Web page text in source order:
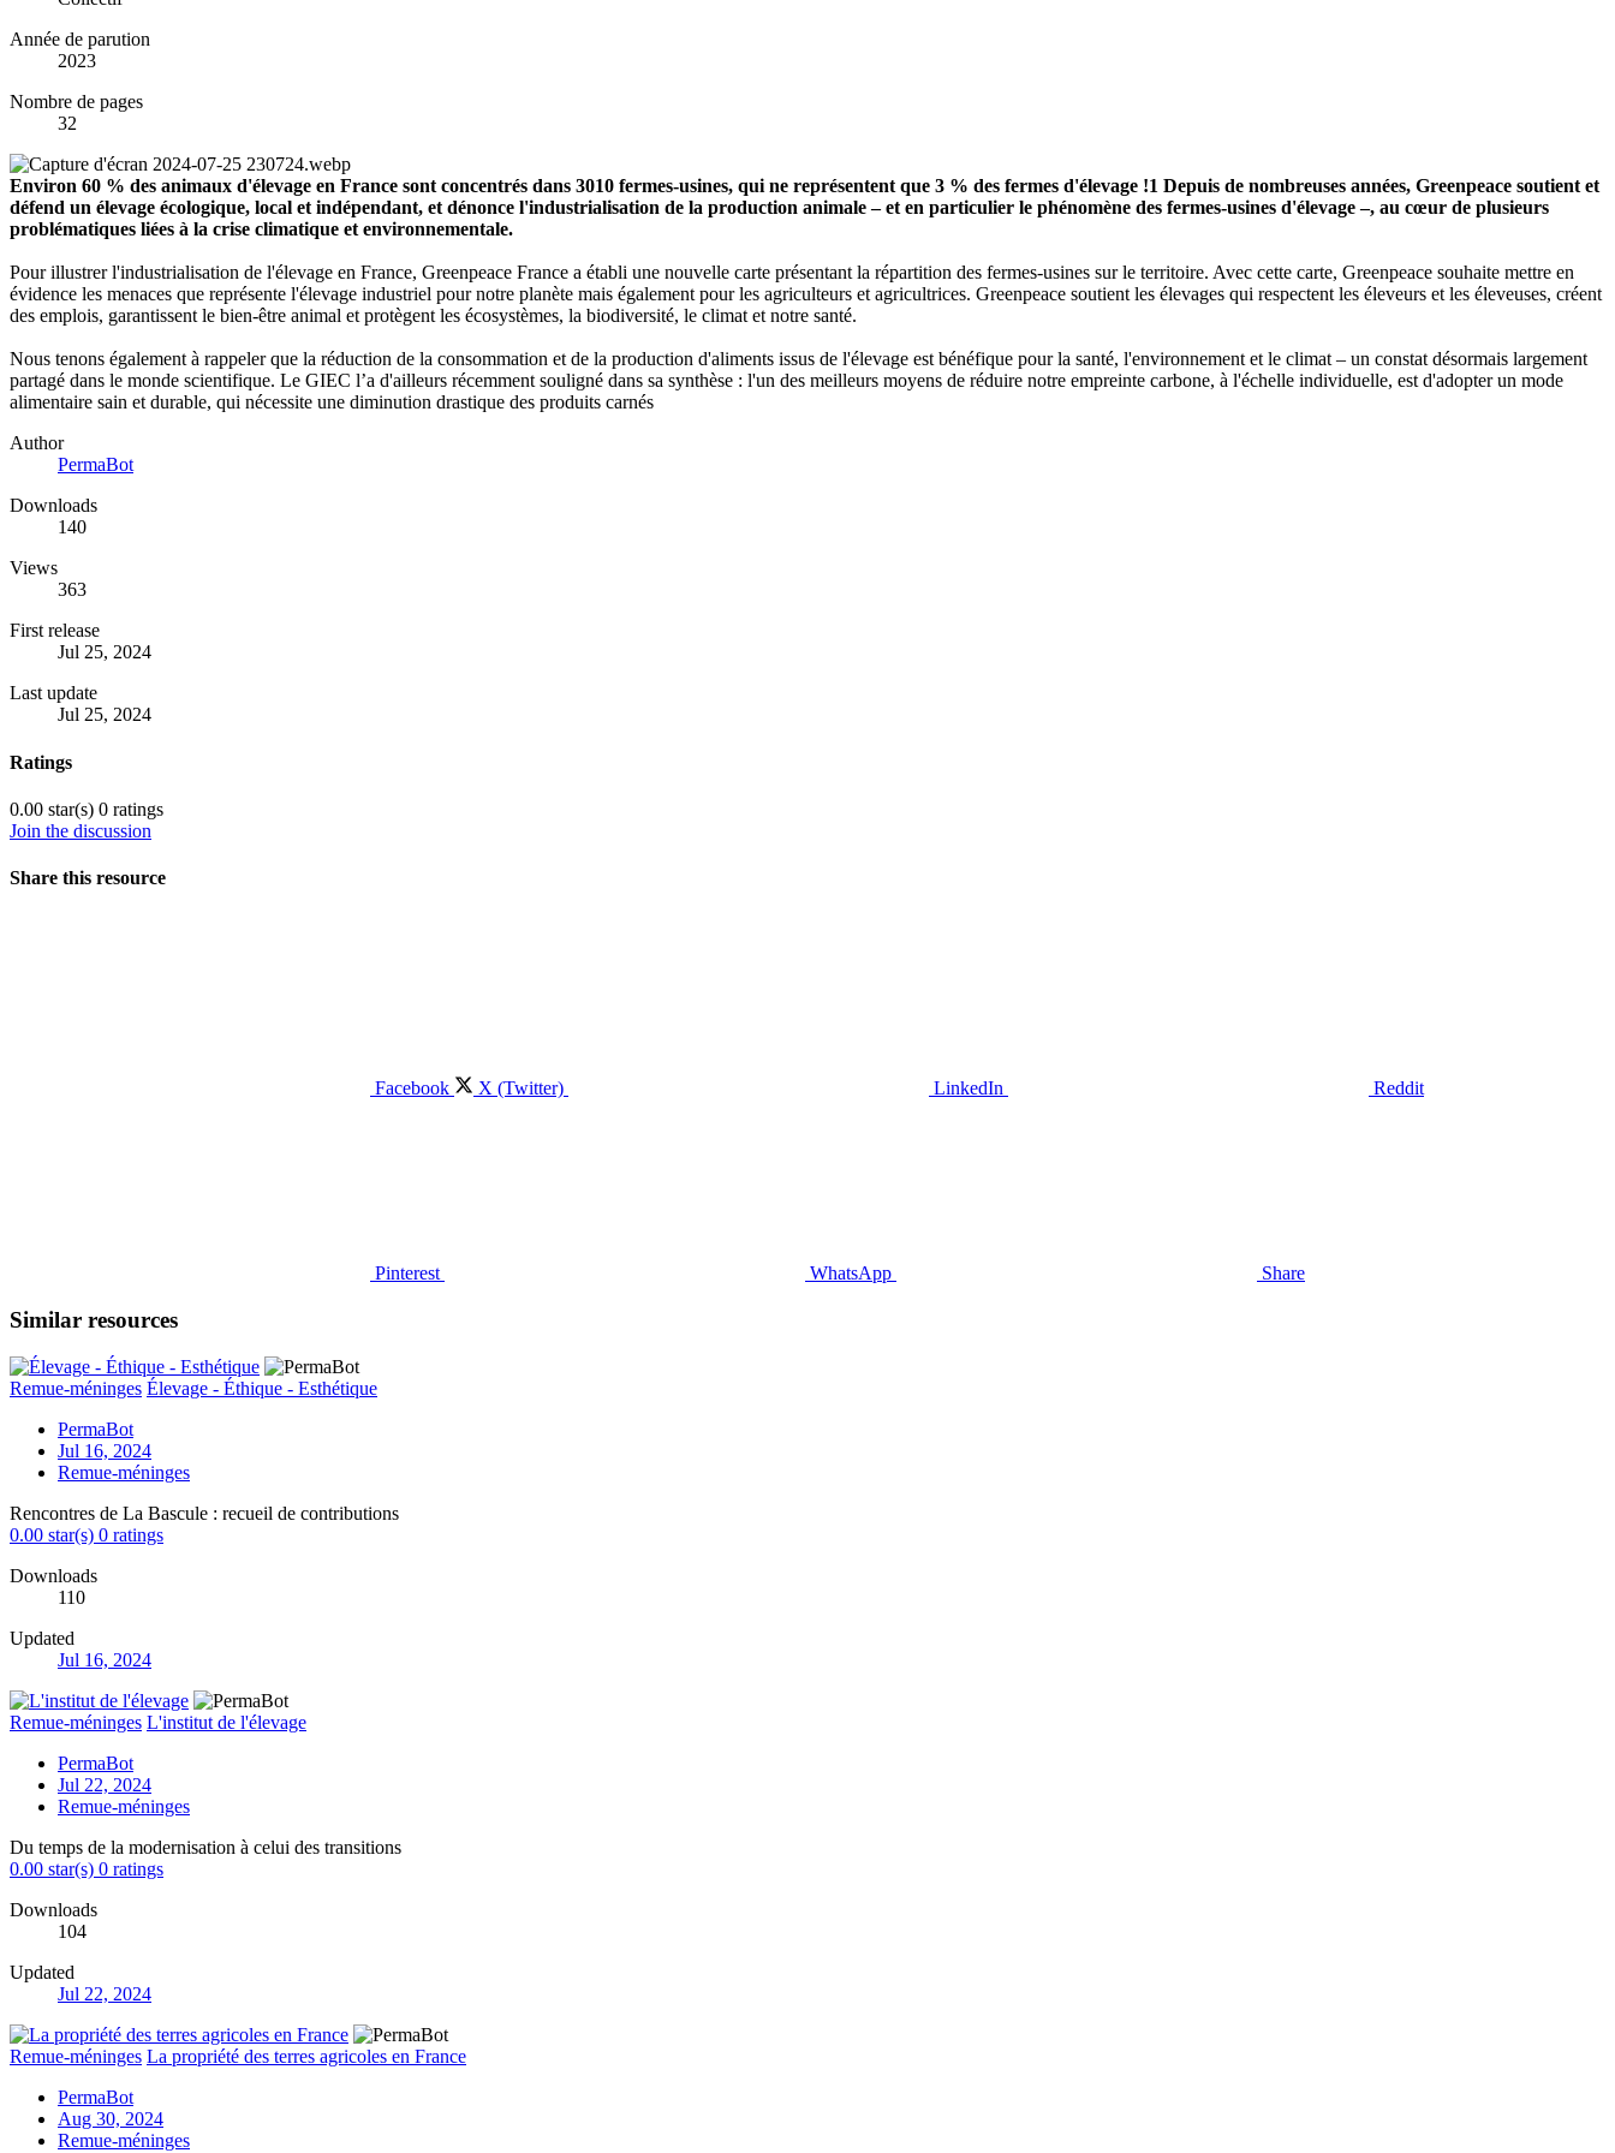
Année de parution
2023
Nombre de pages
32
Environ 60 % des animaux d'élevage en France sont concentrés dans 3010 fermes-usines, qui ne représentent que 3 % des fermes d'élevage !1 Depuis de nombreuses années, Greenpeace soutient et
défend un élevage écologique, local et indépendant, et dénonce l'industrialisation de la production animale – et en particulier le phénomène des fermes-usines d'élevage –, au cœur de plusieurs
problématiques liées à la crise climatique et environnementale.
Pour illustrer l'industrialisation de l'élevage en France, Greenpeace France a établi une nouvelle carte présentant la répartition des fermes-usines sur le territoire. Avec cette carte, Greenpeace souhaite mettre en
évidence les menaces que représente l'élevage industriel pour notre planète mais également pour les agriculteurs et agricultrices. Greenpeace soutient les élevages qui respectent les éleveurs et les éleveuses, créent
des emplois, garantissent le bien-être animal et protègent les écosystèmes, la biodiversité, le climat et notre santé.
Nous tenons également à rappeler que la réduction de la consommation et de la production d'aliments issus de l'élevage est bénéfique pour la santé, l'environnement et le climat – un constat désormais largement
partagé dans le monde scientifique. Le GIEC lʼa d'ailleurs récemment souligné dans sa synthèse : l'un des meilleurs moyens de réduire notre empreinte carbone, à l'échelle individuelle, est d'adopter un mode
alimentaire sain et durable, qui nécessite une diminution drastique des produits carnés
Author
PermaBot
Downloads
140
Views
363
First release
Jul 25, 2024
Last update
Jul 25, 2024
Ratings
0.00 star(s) 0 ratings
Join the discussion
Share this resource
Facebook X (Twitter) LinkedIn Reddit
Pinterest WhatsApp Share
Similar resources
Remue-méninges Élevage - Éthique - Esthétique
PermaBot
Jul 16, 2024
Remue-méninges
Rencontres de La Bascule : recueil de contributions
0.00 star(s) 0 ratings
Downloads
110
Updated
Jul 16, 2024
Remue-méninges L'institut de l'élevage
PermaBot
Jul 22, 2024
Remue-méninges
Du temps de la modernisation à celui des transitions
0.00 star(s) 0 ratings
Downloads
104
Updated
Jul 22, 2024
Remue-méninges La propriété des terres agricoles en France
PermaBot
Aug 30, 2024
Remue-méninges